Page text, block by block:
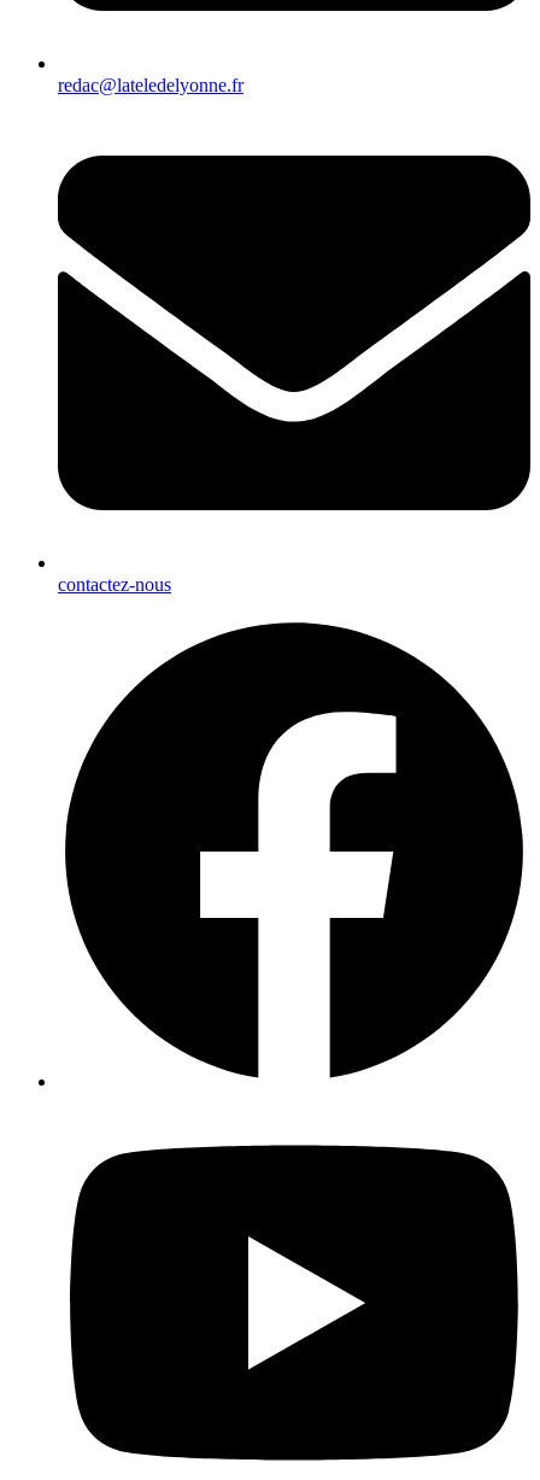
redac@lateledelyonne.fr
contactez-nous